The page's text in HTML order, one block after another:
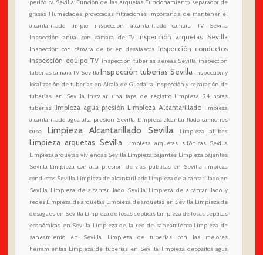
periódica Sevilla Función de las arquetas Funcionamiento separador de
grasas Humedades provocadas filtraciones Importancia de mantener el
alcantarillado limpio
inspección alcantarillado cámara TV Sevilla
Inspección anual con cámara de Tv
Inspección arquetas Sevilla
Inspección con cámara de tv en desatascos Inspección conductos
Inspección equipo TV inspección tuberías aéreas Sevilla inspección
tuberías cámara TV SevillaInspección tuberías Sevilla Inspección y
localización de tuberías en Alcalá de Guadaira Inspección y reparación de
tuberías en Sevilla Instalar una tapa de registro Limpieza 24 horas
tuberías limpieza agua presión Limpieza Alcantarillado limpieza
alcantarillado agua alta presión Sevilla Limpieza alcantarillado camiones
cuba
Limpieza Alcantarillado Sevilla Limpieza aljibes
Limpieza arquetas Sevilla
Limpieza arquetas sifónicas Sevilla
Limpieza arquetas viviendas Sevilla Limpieza bajantes Limpieza bajantes
Sevilla Limpieza con alta presión de vías públicas en Sevilla limpieza
conductos Sevilla Limpieza de alcantarillado Limpieza de alcantarillado en
Sevilla Limpieza de alcantarillado Sevilla Limpieza de alcantarillado y
redes Limpieza de arquetas Limpieza de arquetas en Sevilla Limpieza de
desagües en Sevilla Limpieza de fosas sépticas Limpieza de fosas sépticas
económicas en Sevilla Limpieza de la red de saneamiento Limpieza de
saneamiento en Sevilla
Limpieza de tuberías con las mejores
herramientas Limpieza de tuberías en Sevilla limpieza depósitos agua